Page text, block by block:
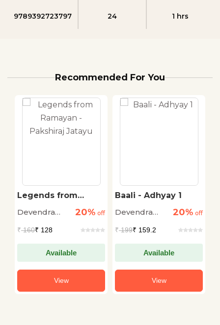
9789392723797 24 1 hrs
Recommended For You
Legends from
Jatayu
Devendra
20% off
₹160₹ 128
Available
View
Baali - Adhyay 1
Devendra
20% off
₹199₹ 159.2
Available
View